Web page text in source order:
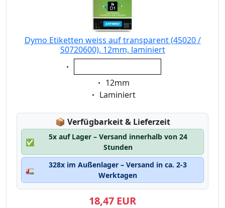
Dymo Etiketten weiss auf transparent (45020 /
S0720600), 12mm, laminiert
Eigenschaft:
Eigenschaft:
12mm
Eigenschaft:
Laminiert
📦 Lagerstatus:
Verfügbarkeit & Lieferzeit
✅
5x auf Lager – Versand innerhalb von 24
Stunden
🚛
328x im Außenlager – Versand in ca. 2-3
Werktagen
18,47 EUR